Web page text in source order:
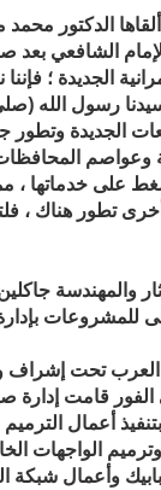
الدكتور
الشافعي بعد
الجديدة ؛
رسول الله
الجديدة وتطور
على خدماتها
تطور هناك ،
والمهندسة
للمشروعات
تحت إشراف
قامت إدارة
أعمال
الواجهات
وأعمال شبكة